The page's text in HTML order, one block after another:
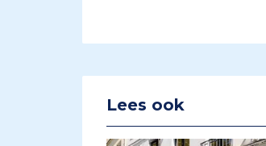
Lees ook